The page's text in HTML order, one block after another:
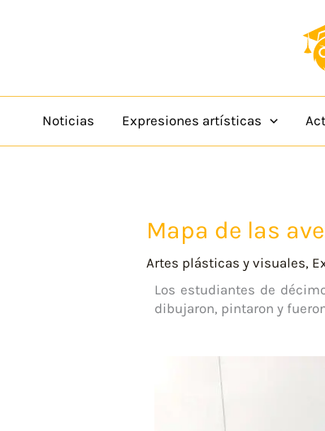
Noticias Expresiones artísticas
Mapa de las
Artes plásticas y visuales,
Los estudiantes de
dibujaron, pintaron y